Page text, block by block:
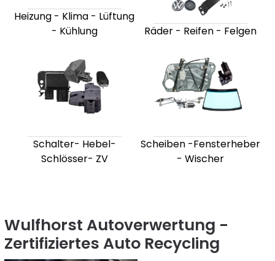
Heizung - Klima - Lüftung
- Kühlung
Räder - Reifen - Felgen
Schalter- Hebel-
Schlösser- ZV
Scheiben -Fensterheber
- Wischer
Wulfhorst Autoverwertung -
Zertifiziertes Auto Recycling